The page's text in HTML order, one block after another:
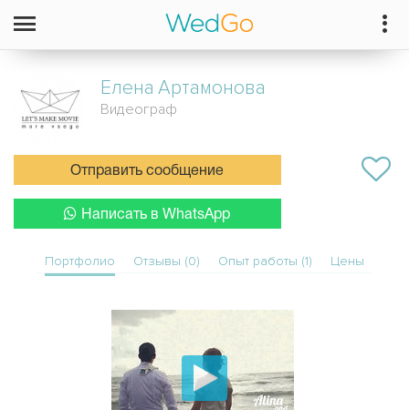
Елена Артамонова
Видеограф
Отправить сообщение
Написать в WhatsApp
Портфолио Отзывы (0) Опыт работы (1) Цены